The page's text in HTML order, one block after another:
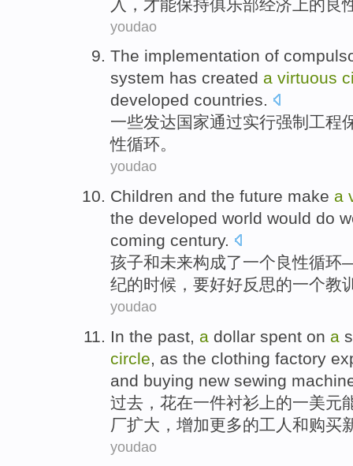
入
， 才能保持俱乐部经济 上的良
youdao
The implementation of
system has created a virtuous
developed countries.
一些发达国家通过实行强制 工程
性循环。
youdao
Children and the future make a
the developed world would do
coming century.
孩子和未来构成了一个良性循环
纪的时候， 要好好反思的一个教
youdao
In the past, a dollar spent on a
circle, as the clothing factory
and buying new sewing
过去 ， 花在一件衬衫上的一美元
厂扩大 ， 增加更多的工人 和购买
youdao